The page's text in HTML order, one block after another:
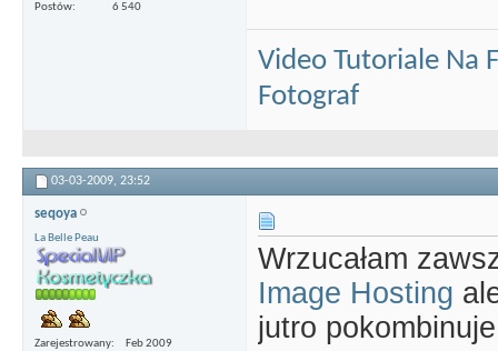
Postów
6 540
Video Tutoriale Na
Fotograf
03-03-2009, 23:52
seqoya
La Belle Peau
Zarejestrowany
Feb 2009
Wrzucałam
Image Hosting
jutro pokombinuje